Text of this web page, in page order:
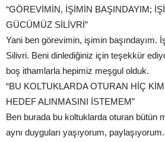
“GÖREVİMİN, İŞİMİN BAŞINDAYIM;
GÜCÜMÜZ SİLİVRİ”
Yani ben görevimin, işimin başındayım.
Silivri. Beni dinlediğiniz için teşekkür
boş ithamlarla hepimiz meşgul olduk.
“BU KOLTUKLARDA OTURAN HİÇ
HEDEF ALINMASINI İSTEMEM”
Ben burada bu koltuklarda oturan bütün
aynı duyguları yaşıyorum,